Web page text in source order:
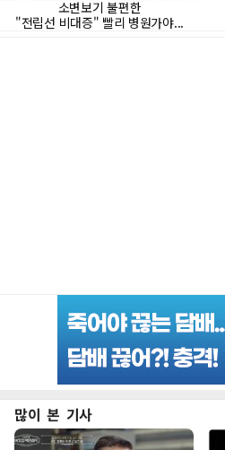
많이 본 기사